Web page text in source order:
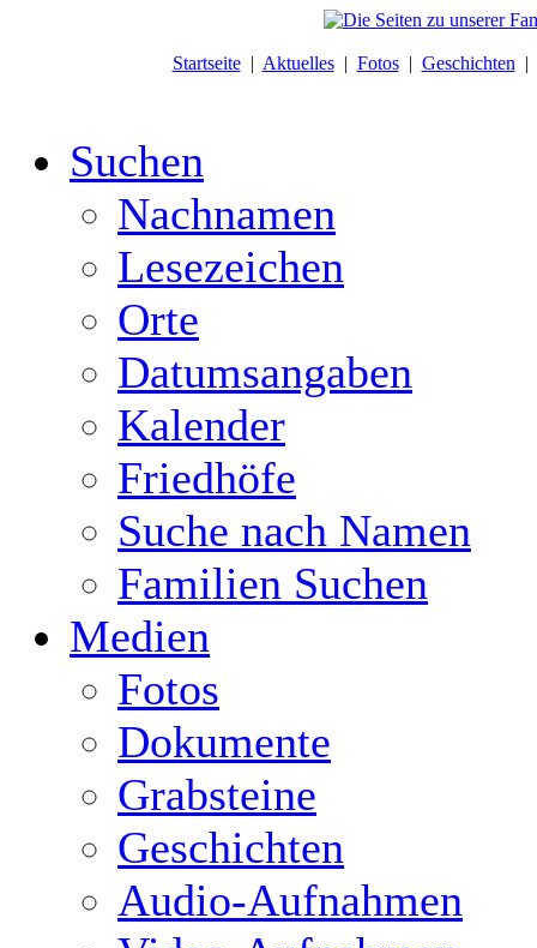
Startseite| Aktuelles| Fotos| Geschichten |
Suchen
Nachnamen
Lesezeichen
Orte
Datumsangaben
Kalender
Friedhöfe
Suche nach Namen
Familien Suchen
Medien
Fotos
Dokumente
Grabsteine
Geschichten
Audio-Aufnahmen